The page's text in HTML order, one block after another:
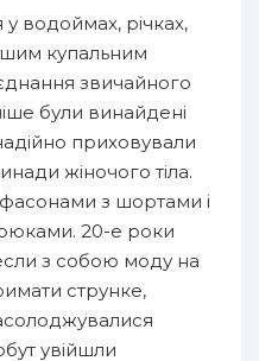
водоймах, річках,
купальним
звичайного
були винайдені
приховували
жіночого тіла.
з шортами і
20-е роки
з собою моду на
струнке,
увійшли